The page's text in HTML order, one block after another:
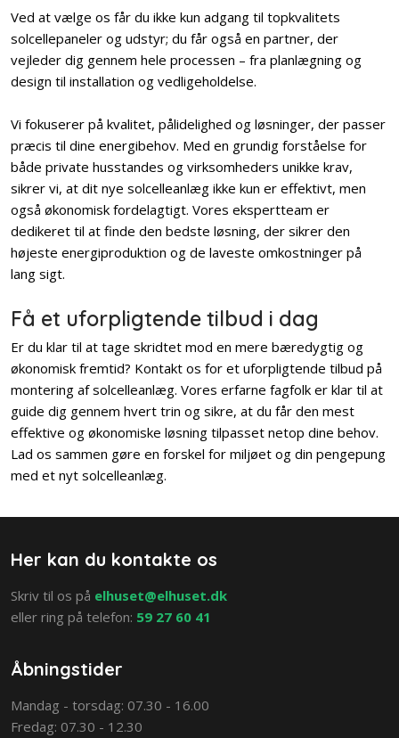
Ved at vælge os får du ikke kun adgang til topkvalitets
solcellepaneler og udstyr; du får også en partner, der
vejleder dig gennem hele processen – fra planlægning og
design til installation og vedligeholdelse.
Vi fokuserer på kvalitet, pålidelighed og løsninger, der passer
præcis til dine energibehov. Med en grundig forståelse for
både private husstandes og virksomheders unikke krav,
sikrer vi, at dit nye solcelleanlæg ikke kun er effektivt, men
også økonomisk fordelagtigt. Vores ekspertteam er
dedikeret til at finde den bedste løsning, der sikrer den
højeste energiproduktion og de laveste omkostninger på
lang sigt.
Få et uforpligtende tilbud i dag
Er du klar til at tage skridtet mod en mere bæredygtig og
økonomisk fremtid? Kontakt os for et uforpligtende tilbud på
montering af solcelleanlæg. Vores erfarne fagfolk er klar til at
guide dig gennem hvert trin og sikre, at du får den mest
effektive og økonomiske løsning tilpasset netop dine behov.
Lad os sammen gøre en forskel for miljøet og din pengepung
med et nyt solcelleanlæg.​
Her kan du kontakte os
​Skriv til os på elhuset@elhuset.dk
eller ring på telefon: ​ 59 27 60 41
Åbningstider
Mandag - torsdag: 07.30 - 16.00
Fredag: 07.30 - 12.30